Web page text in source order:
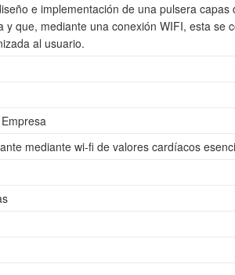
e implementación de una pulsera
y que, mediante una conexión WIFI, esta
al usuario.
mediante wi-fi de valores cardíacos